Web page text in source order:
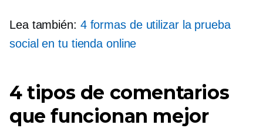
Lea también: 4 formas de utilizar la prueba
social en tu tienda online
4 tipos de comentarios
que funcionan mejor